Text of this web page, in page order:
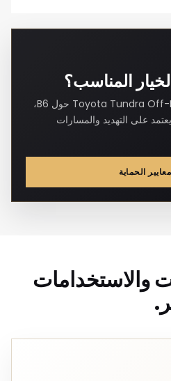
يمكن مناقشة Toyota Tundra Off-Road Edition حول B6،
على التهديد والمسارات
الحماية
والاستخدامات